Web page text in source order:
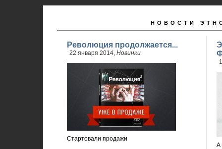
НОВОСТИ
Революция продолжается...
22 января 2014, Новинки
Стартовали продажи
А